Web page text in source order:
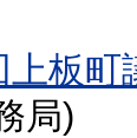
板町
局)